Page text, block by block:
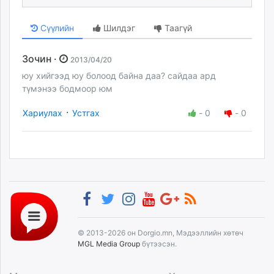
Сүүлийн Шилдэг Таагүй
Зочин · 2013/04/20
юу хийгээд юу болоод байна даа? сайдаа ард
түмэнээ бодмоор юм
Хариулах · Устгах - 0 - 0
© 2013-2026 он Dorgio.mn, Мэдээллийн хөтөч
MGL Media Group бүтээсэн.